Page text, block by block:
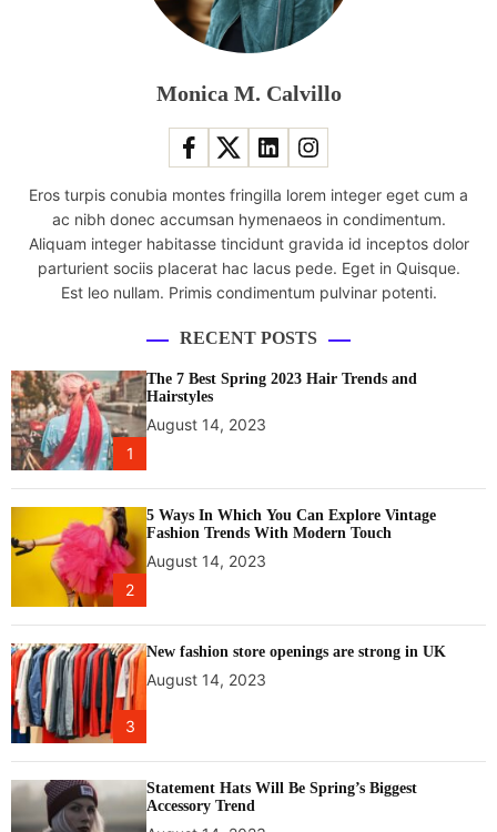
Monica M. Calvillo
Eros turpis conubia montes fringilla lorem integer eget cum a
ac nibh donec accumsan hymenaeos in condimentum.
Aliquam integer habitasse tincidunt gravida id inceptos dolor
parturient sociis placerat hac lacus pede. Eget in Quisque.
Est leo nullam. Primis condimentum pulvinar potenti.
RECENT POSTS
1
The 7 Best Spring 2023 Hair Trends and
Hairstyles
August 14, 2023
2
5 Ways In Which You Can Explore Vintage
Fashion Trends With Modern Touch
August 14, 2023
3
New fashion store openings are strong in UK
August 14, 2023
Statement Hats Will Be Spring’s Biggest
Accessory Trend